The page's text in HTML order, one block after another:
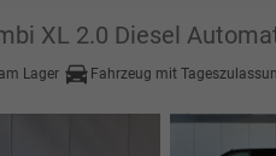
XL 2.0 Diesel
am Lager Fahrzeug mit